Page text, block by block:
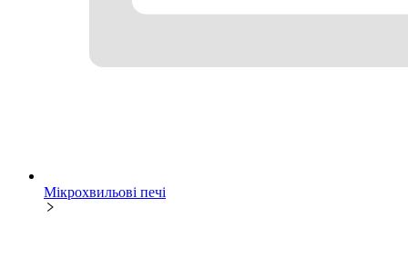
Мікрохвильові печі